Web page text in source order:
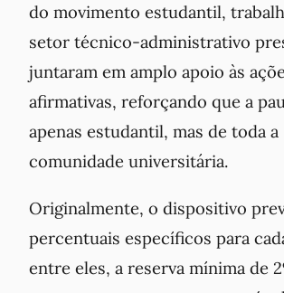
do movimento estudantil,
setor técnico-administrativo
juntaram em amplo apoio às
afirmativas, reforçando que a
apenas estudantil, mas de toda a
comunidade universitária.
Originalmente, o dispositivo
percentuais específicos para
entre eles, a reserva mínima de